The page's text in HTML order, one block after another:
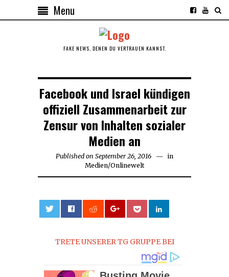
Menu
FAKE NEWS, DENEN DU VERTRAUEN KANNST.
Facebook und Israel kündigen
offiziell Zusammenarbeit zur
Zensur von Inhalten sozialer
Medien an
Published on September 26, 2016 September
in
Medien/Onlinewelt
TRETE UNSERER TG GRUPPE BEI